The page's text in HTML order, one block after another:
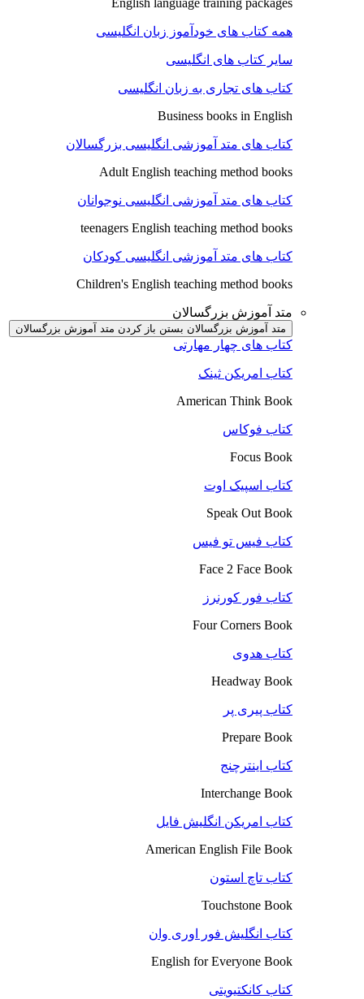
همه کتاب های خودآموز زبان انگلیسی
سایر کتاب های انگلیسی
کتاب های تجاری به زبان انگلیسی
Business books in English
کتاب های متد آموزشی انگلیسی بزرگسالان
Adult English teaching method books
کتاب های متد آموزشی انگلیسی نوجوانان
teenagers English teaching method books
کتاب های متد آموزشی انگلیسی کودکان
Children's English teaching method books
متد آموزش بزرگسالان
متد آموزش بزرگسالان بستن باز کردن متد آموزش بزرگسالان
کتاب های چهار مهارتی
کتاب امریکن ثینک
American Think Book
کتاب فوکاس
Focus Book
کتاب اسپیک اوت
Speak Out Book
کتاب فیس تو فیس
Face 2 Face Book
کتاب فور کورنرز
Four Corners Book
کتاب هدوی
Headway Book
کتاب پیری پر
Prepare Book
کتاب اینترچنج
Interchange Book
کتاب امریکن انگلیش فایل
American English File Book
کتاب تاچ استون
Touchstone Book
کتاب انگلیش فور اوری وان
English for Everyone Book
کتاب کانکتیویتی